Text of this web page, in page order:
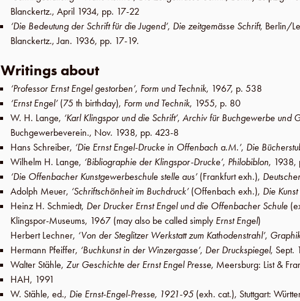
Blanckertz., April 1934, pp. 17-22
‘Die Bedeutung der Schrift für die Jugend’, Die zeitgemässe Schrift, Berlin/
Blanckertz.,Jan. 1936, pp. 17-19.
Writings about
‘Professor Ernst Engel gestorben’, Form und Technik, 1967, p. 538
‘Ernst Engel’(75 th birthday), Form und Technik, 1955, p. 80
W. H. Lange, ‘Karl Klingspor und die Schrift’, Archiv für Buchgewerbe und
Buchgewerbeverein., Nov. 1938, pp. 423-8
Hans Schreiber, ‘Die Ernst Engel-Drucke in Offenbach a.M.’, Die
Wilhelm H. Lange, ‘Bibliographie der Klingspor-Drucke’, Philobiblon, 1938,
‘Die Offenbacher Kunstgewerbeschule stelle aus’(Frankfurtexh.),
Adolph Meuer, ‘Schriftschönheit im Buchdruck’(Offenbach exh.), Die
Heinz H. Schmiedt, Der Drucker Ernst Engel und die Offenbacher Schule
Klingspor-Museums, 1967 (may also be called simply Ernst Engel)
Herbert Lechner, ‘Von der Steglitzer Werkstatt zum Kathodenstrahl’,
Hermann Pfeiffer, ‘Buchkunst in der Winzergasse’, Der Druckspiegel, Sept.
Walter Stähle, Zur Geschichte der Ernst Engel Presse, Meersburg: List &
HAH, 1991
W. Stähle, ed., Die Ernst-Engel-Presse, 1921-95 (exh. cat.), Stuttgart: